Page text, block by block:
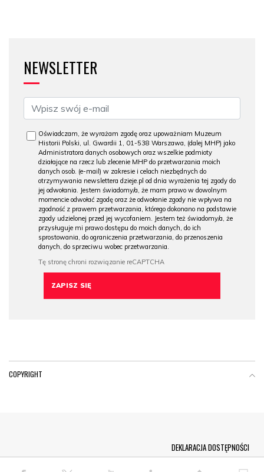
NEWSLETTER
Oświadczam, że wyrażam zgodę oraz upoważniam Muzeum
Historii Polski, ul. Gwardii 1, 01-538 Warszawa, (dalej MHP) jako
Administratora danych osobowych oraz wszelkie podmioty
działające na rzecz lub zlecenie MHP do przetwarzania moich
danych osob. (e-mail) w zakresie i celach niezbędnych do
otrzymywania newslettera dzieje.pl od dnia wyrażenia tej zgody do
jej odwołania. Jestem świadomy/a, że mam prawo w dowolnym
momencie odwołać zgodę oraz że odwołanie zgody nie wpływa na
zgodność z prawem przetwarzania, którego dokonano na podstawie
zgody udzielonej przed jej wycofaniem. Jestem też świadomy/a, że
przysługuje mi prawo dostępu do moich danych, do ich
sprostowania, do ograniczenia przetwarzania, do przenoszenia
danych, do sprzeciwu wobec przetwarzania.
COPYRIGHT
DEKLARACJA DOSTĘPNOŚCI